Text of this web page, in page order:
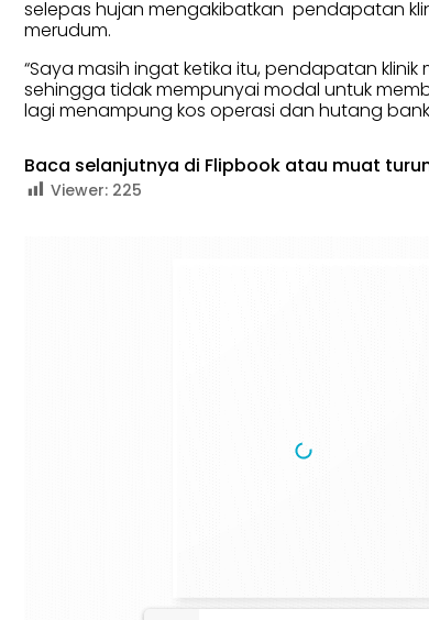
selepas hujan mengakibatkan pendapatan
merudum.
“Saya masih ingat ketika itu, pendapatan klinik
sehingga tidak mempunyai modal untuk
lagi menampung kos operasi dan hutang
Baca selanjutnya di Flipbook atau muat turun
Viewer: 225